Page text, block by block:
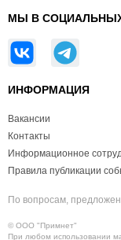
МЫ В
ИНФОРМАЦИЯ
Вакансии
Контакты
Информационное
Правила публикации
По вопросам,
© ООО "Примнет"
При любом использовании